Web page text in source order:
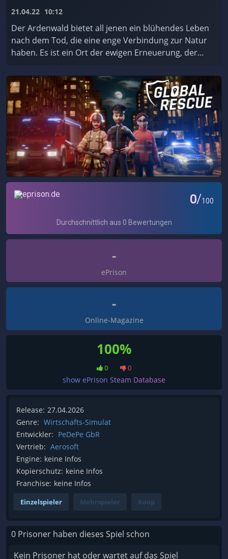
21.04.22 10:12
Der Ardenwald bietet all jenen ein blühendes Leben
nach dem Tod, die eine enge Verbindung zur Natur
haben. Es ist ein Ort der ewigen Erneuerung, der
...
-
ePrison
-
Online-Magazine
100%
0 0
show ePrison Steam Database
Release: 27.04.2026
Genre: Wirtschafts-Simulat
Entwickler: PeDePe GbR
Vertrieb: Aerosoft
Engine: keine Infos
Kopierschutz: keine Infos
Franchise: keine Infos
Einzelspieler Mehrspieler Koop
0 Prisoner haben dieses Spiel schon
Kein Prisoner hat oder wartet auf das Spiel